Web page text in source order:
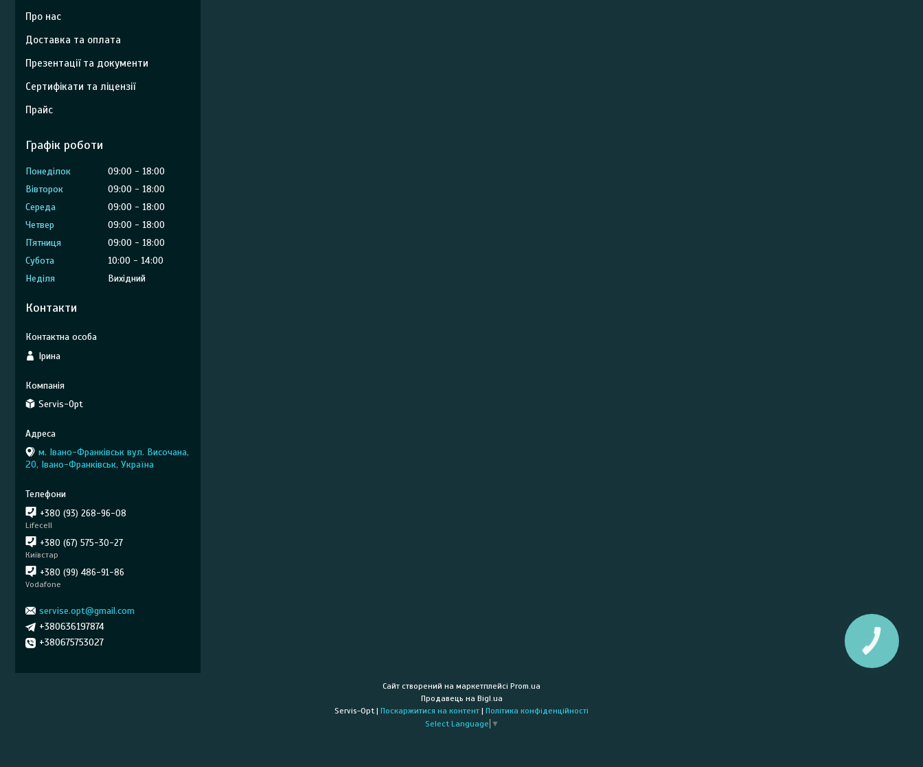
Про нас
Доставка та оплата
Презентації та документи
Сертифікати та ліцензії
Прайс
Графік роботи
Понеділок 09:00
18:00
Вівторок
09:00
18:00
Середа
09:00
18:00
Четвер
09:00
18:00
Пʼятниця
09:00
18:00
Субота
10:00
14:00
Неділя
Вихідний
Контакти
Ірина
Servis-Opt
м. Івано-Франківськ вул. Височана,
20, Івано-Франківськ, Україна
+380 (93) 268-96-08
Lifecell
+380 (67) 575-30-27
Київстар
+380 (99) 486-91-86
Vodafone
servise.opt@gmail.com
+380636197874
+380675753027
Сайт створений на маркетплейсі Prom.ua
Продавець на Bigl.ua
Servis-Opt | Поскаржитися на контент | Політика конфіденційності
Select Language ▼
КНОПКА
ЗВ'ЯЗКУ